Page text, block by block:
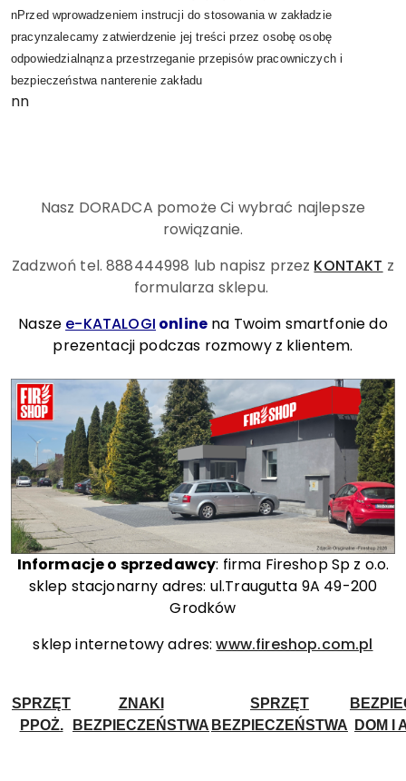
nPrzed wprowadzeniem instrucji do stosowania w zakładzie
pracynzalecamy zatwierdzenie jej treści przez osobę osobę
odpowiedzialnąnza przestrzeganie przepisów pracowniczych i
bezpieczeństwa nanterenie zakładu
nn
Nasz DORADCA pomoże Ci wybrać najlepsze
rowiązanie.
Zadzwoń tel. 888444998 lub napisz przez KONTAKT z
formularza sklepu.
Nasze e-KATALOGI online na Twoim smartfonie do
prezentacji podczas rozmowy z klientem.
Informacje o sprzedawcy: firma Fireshop Sp z o.o.
sklep stacjonarny adres: ul.Traugutta 9A 49-200
Grodków
sklep internetowy adres:www.fireshop.com.pl
SPRZĘT
PPOŻ.
ZNAKI
BEZPIECZEŃSTWA
SPRZĘT
BEZPIECZEŃSTWA
DOM I